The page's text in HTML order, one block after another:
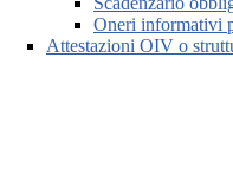
Oneri informativi
Attestazioni OIV o